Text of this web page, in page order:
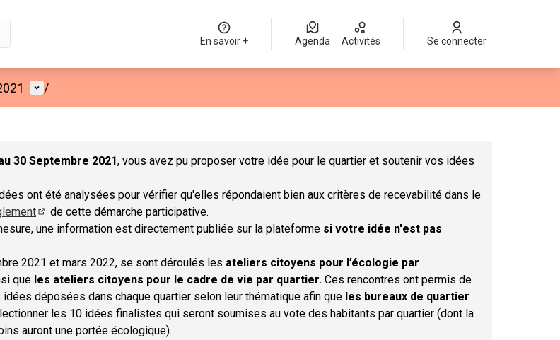
En savoir + Agenda Activités Se connecter
Menu utilisateur
/
30 Septembre 2021, vous avez pu proposer votre idée pour le quartier et soutenir vos idées
ont été analysées pour vérifier qu'elles répondaient bien aux critères de recevabilité dans le
(S'ouvre dans un nouvel onglet)
de cette démarche participative.
une information est directement publiée sur la plateforme si votre idée n'est pas
2021 et mars 2022, se sont déroulés les ateliers citoyens pour l’écologie par
que les ateliers citoyens pour le cadre de vie par quartier. Ces rencontres ont permis de
déposées dans chaque quartier selon leur thématique afin que les bureaux de quartier
les 10 idées finalistes qui seront soumises au vote des habitants par quartier (dont la
auront une portée écologique).